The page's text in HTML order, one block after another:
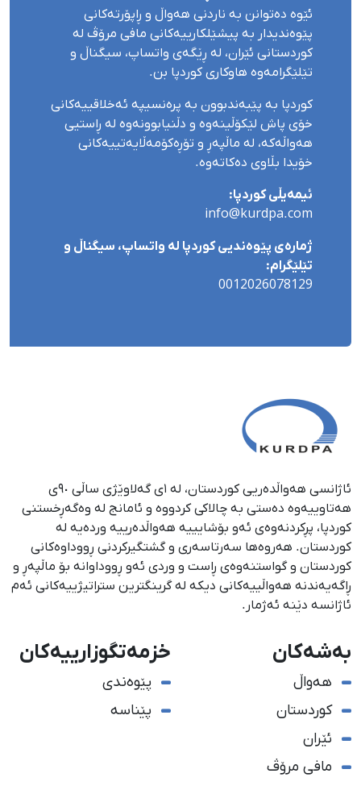
ئێوە دەتوانن بە ناردنی هەواڵ و ڕاپۆرتەکانی
پێوەندیدار بە پیشێلکارییەکانی مافی مرۆڤ لە
کوردستانی ئێران، لە ڕێگەی واتساپ، سیگناڵ و
تێلێگرامەوە هاوکاری کوردپا بن.
کوردپا بە پێبەندبوون بە پرەنسیپە ئەخلاقییەکانی
خۆی پاش لێکۆڵینەوە و دڵنیابوونەوە لە ڕاستیی
هەواڵەکە، لە ماڵپەڕ و تۆڕەکۆمەڵایەتییەکانی
خۆیدا بڵاوی دەکاتەوە.
ئیمەیڵی کوردپا:
info@kurdpa.com
ژمارەی پێوەندیی کوردپا لە واتساپ، سیگناڵ و
تێلێگرام:
0012026078129
ئاژانسی هەواڵدەریی کوردستان، لە ١ی گەلاوێژی ساڵی ٩٠ی
هەتاوییەوە دەستی بە چالاکی کردووە و ئامانج لە وەگەڕخستنی
كوردپا، پڕكردنەوەی ئەو بۆشایییە هەواڵدەرییە وردەیە لە
كوردستان. هەروەها سەرتاسەری و گشتگیركردنی ڕووداوەكانی
كوردستان و گواستنەوەی ڕاست و وردی ئەو ڕووداوانە بۆ ماڵپەڕ و
ڕاگەیەندنە هەواڵییەكانی دیكە لە گرینگترین ستراتیژییەكانی ئەم
ئاژانسە دێنە ئەژمار.
بەشەکان
هەواڵ
کوردستان
ئێران
مافی مرۆڤ
خزمەتگوزارییەکان
پێوەندی
پێناسە